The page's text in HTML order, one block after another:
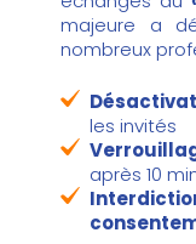
majeure a
nombreux
les invités
après 10